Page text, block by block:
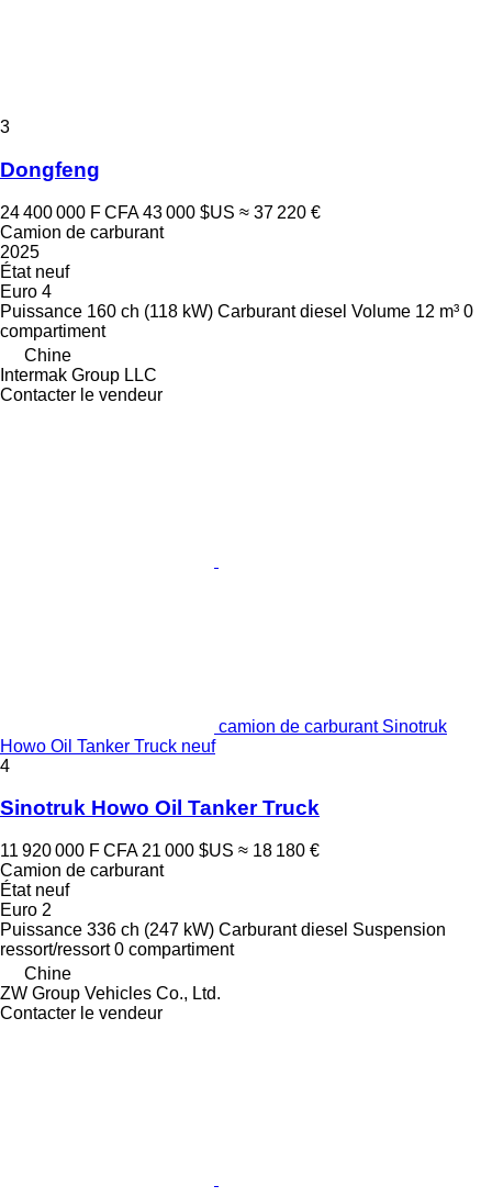
3
Dongfeng
24 400 000 F CFA 43 000 $US ≈ 37 220 €
Camion de carburant
2025
Étatneuf
Euro 4
Puissance 160 ch (118 kW) Carburant diesel Volume 12 m³ 0
compartiment
Chine
Intermak Group LLC
Contacter le vendeur
camion de carburant Sinotruk
Howo Oil Tanker Truck neuf
4
Sinotruk Howo Oil Tanker Truck
11 920 000 F CFA 21 000 $US ≈ 18 180 €
Camion de carburant
Étatneuf
Euro 2
Puissance 336 ch (247 kW) Carburant diesel Suspension
ressort/ressort 0 compartiment
Chine
ZW Group Vehicles Co., Ltd.
Contacter le vendeur